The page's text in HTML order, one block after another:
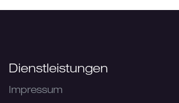
Dienstleistungen
Impressum